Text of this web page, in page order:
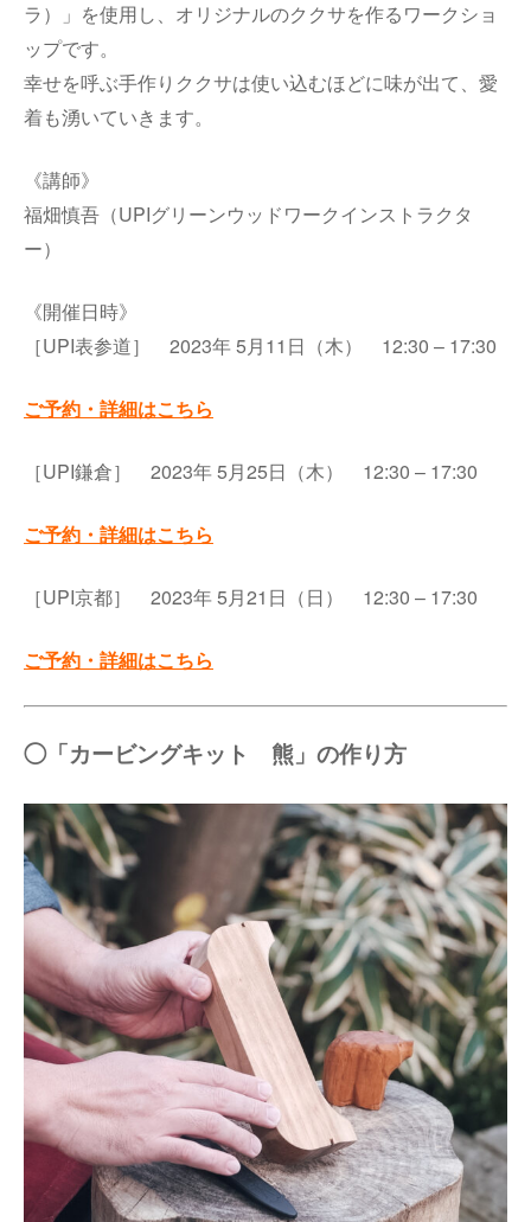
ラ）」を使用し、オリジナルのククサを作るワークショ
ップです。
幸せを呼ぶ手作りククサは使い込むほどに味が出て、愛
着も湧いていきます。
《講師》
福畑慎吾（UPIグリーンウッドワークインストラクタ
ー）
《開催日時》
［UPI表参道］ 2023年 5月11日（木） 12:30 – 17:30
ご予約・詳細はこちら
［UPI鎌倉］ 2023年 5月25日（木） 12:30 – 17:30
ご予約・詳細はこちら
［UPI京都］ 2023年 5月21日（日） 12:30 – 17:30
ご予約・詳細はこちら
◯「カービングキット 熊」の作り方